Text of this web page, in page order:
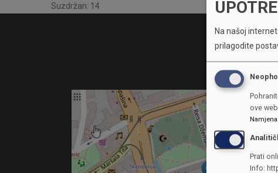
Suzdržan: 14
Na našoj
prilagodite
ove
Namjena:
Prati
Info: